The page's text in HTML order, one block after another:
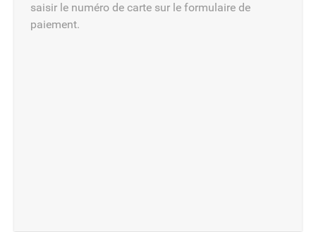
saisir le numéro de carte sur le formulaire de
paiement.